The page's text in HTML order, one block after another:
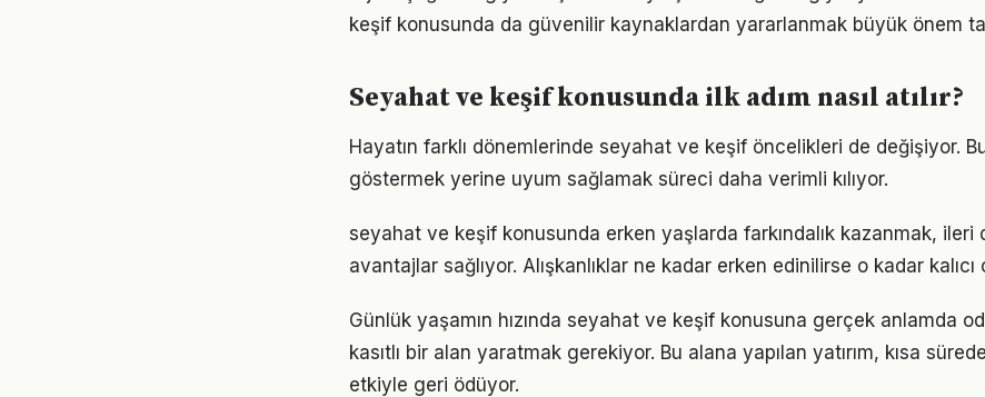
keşif konusunda da güvenilir kaynaklardan yararlanmak büyük önem
Seyahat ve keşif konusunda ilk adım nasıl atılır?
Hayatın farklı dönemlerinde seyahat ve keşif öncelikleri de değişiyor.
göstermek yerine uyum sağlamak süreci daha verimli kılıyor.
seyahat ve keşif konusunda erken yaşlarda farkındalık kazanmak, ileri
avantajlar sağlıyor. Alışkanlıklar ne kadar erken edinilirse o kadar kalıcı
Günlük yaşamın hızında seyahat ve keşif konusuna gerçek anlamda
kasıtlı bir alan yaratmak gerekiyor. Bu alana yapılan yatırım, kısa
etkiyle geri ödüyor.